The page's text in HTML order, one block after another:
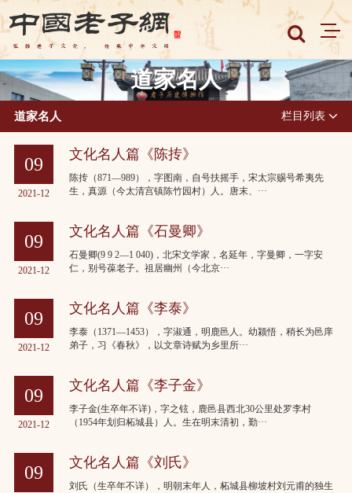
道家名人
道家名人 栏目列表
09
2021-12
文化名人篇《陈抟》
陈抟（871—989），字图南，自号扶摇手，宋太宗赐号希夷先
生，真源（今太清宫镇陈竹园村）人。唐末、···
09
2021-12
文化名人篇《石曼卿》
石曼卿(9 9 2—1 040)，北宋文学家，名延年，字曼卿，一字安
仁，别号葆老子。祖居幽州（今北京···
09
2021-12
文化名人篇《李泰》
李泰（1371—1453），字淑通，明鹿邑人。幼颍悟，稍长为邑庠
弟子，习《春秋》，以文章诗赋为乡里所···
09
2021-12
文化名人篇《李子金》
李子金(生卒年不详)，字之铉，鹿邑县西北30公里处罗李村
（1954年划归柘城县）人。生在明末清初，勤···
09 文化名人篇《刘氏》
刘氏（生卒年不详），明朝末年人，柘城县柳坡村刘元甫的独生